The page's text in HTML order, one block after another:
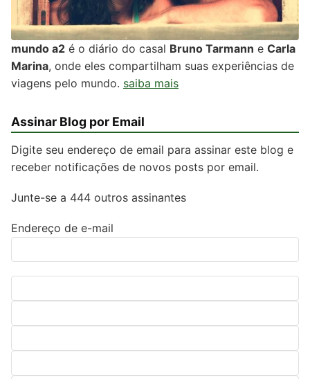
mundo a2 é o diário do casal Bruno Tarmann e Carla
Marina, onde eles compartilham suas experiências de
viagens pelo mundo. saiba mais
Assinar Blog por Email
Digite seu endereço de email para assinar este blog e
receber notificações de novos posts por email.
Junte-se a 444 outros assinantes
Endereço de e-mail